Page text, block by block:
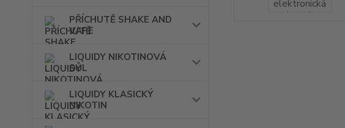
PŘÍCHUTĚ SHAKE AND
VAPE
LIQUIDY NIKOTINOVÁ
SŮL
LIQUIDY KLASICKÝ
NIKOTIN